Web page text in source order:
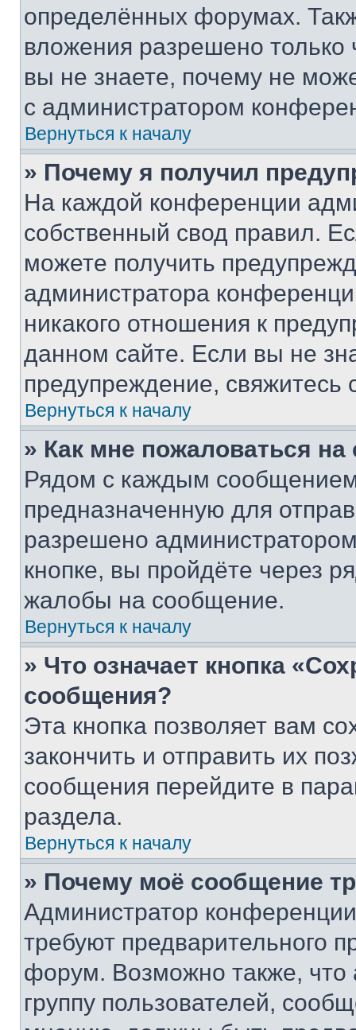
определённых форумах.
вложения разрешено
вы не знаете, почему не
с администратором
Вернуться к началу
» Почему я получил
На каждой конференции
собственный свод правил.
можете получить
администратора
никакого отношения к
данном сайте. Если вы не
предупреждение,
Вернуться к началу
» Как мне пожаловаться
Рядом с каждым сообщением
предназначенную для
разрешено
кнопке, вы пройдёте через
жалобы на сообщение.
Вернуться к началу
» Что означает кнопка
сообщения?
Эта кнопка позволяет вам
закончить и отправить их
сообщения перейдите в
раздела.
Вернуться к началу
» Почему моё сообщение
Администратор
требуют предварительного
форум. Возможно также, что
группу пользователей,